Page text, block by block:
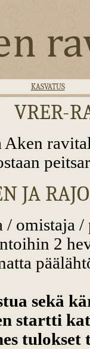
KASVATUS
VRER-
Aken
JA
/ omistaja /
2
sekä
startti
tulokset